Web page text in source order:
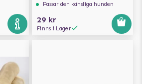
Passar den känsliga hunden
29 kr
Finns i Lager